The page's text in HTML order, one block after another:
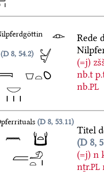
D 8, 54.2
Rede
(=j)
nb.t
nb.PL
D 8, 53.11
Titel
D 8,
(=j) n
nṯr.PL